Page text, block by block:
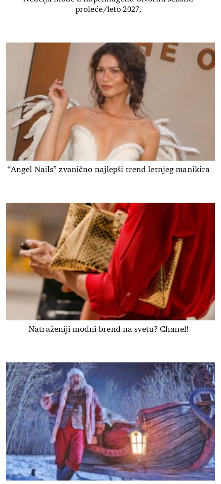
proleće/leto 2027.
“Angel Nails” zvanično najlepši trend letnjeg manikira
Natraženiji modni brend na svetu? Chanel!